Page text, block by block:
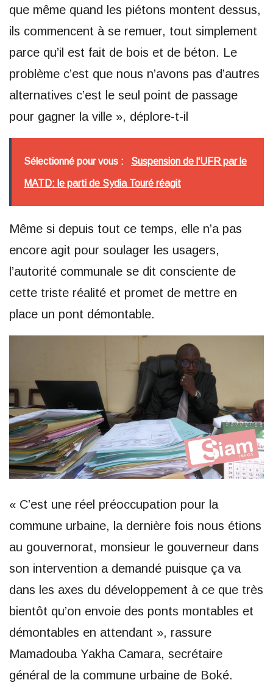
que même quand les piétons montent dessus,
ils commencent à se remuer, tout simplement
parce qu’il est fait de bois et de béton. Le
problème c’est que nous n’avons pas d’autres
alternatives c’est le seul point de passage
pour gagner la ville », déplore-t-il
Sélectionné pour vous : Suspension de l'UFR par le
MATD: le parti de Sydia Touré réagit
Même si depuis tout ce temps, elle n’a pas
encore agit pour soulager les usagers,
l’autorité communale se dit consciente de
cette triste réalité et promet de mettre en
place un pont démontable.
« C’est une réel préoccupation pour la
commune urbaine, la dernière fois nous étions
au gouvernorat, monsieur le gouverneur dans
son intervention a demandé puisque ça va
dans les axes du développement à ce que très
bientôt qu’on envoie des ponts montables et
démontables en attendant », rassure
Mamadouba Yakha Camara, secrétaire
général de la commune urbaine de Boké.